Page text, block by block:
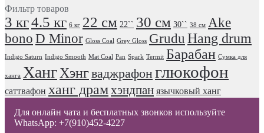
Фильтр товаров
3 кг4.5 кг 6 кг 22 см 22`` 30 см 30`` 38 см Ake
bono D Minor Gloss Coal Grey Gloss Grudu Hang drum
Indigo Saturn Indigo Smooth Mat Coal Pan Spark Termit Барабан Сумка для
ханга ХангХэнгваджрафонглюкофон
саттвафон ханг драмхэндпан язычковый ханг
Для онлайн чата и бесплатных звонков используйте
WhatsApp: +7(910)452-4227